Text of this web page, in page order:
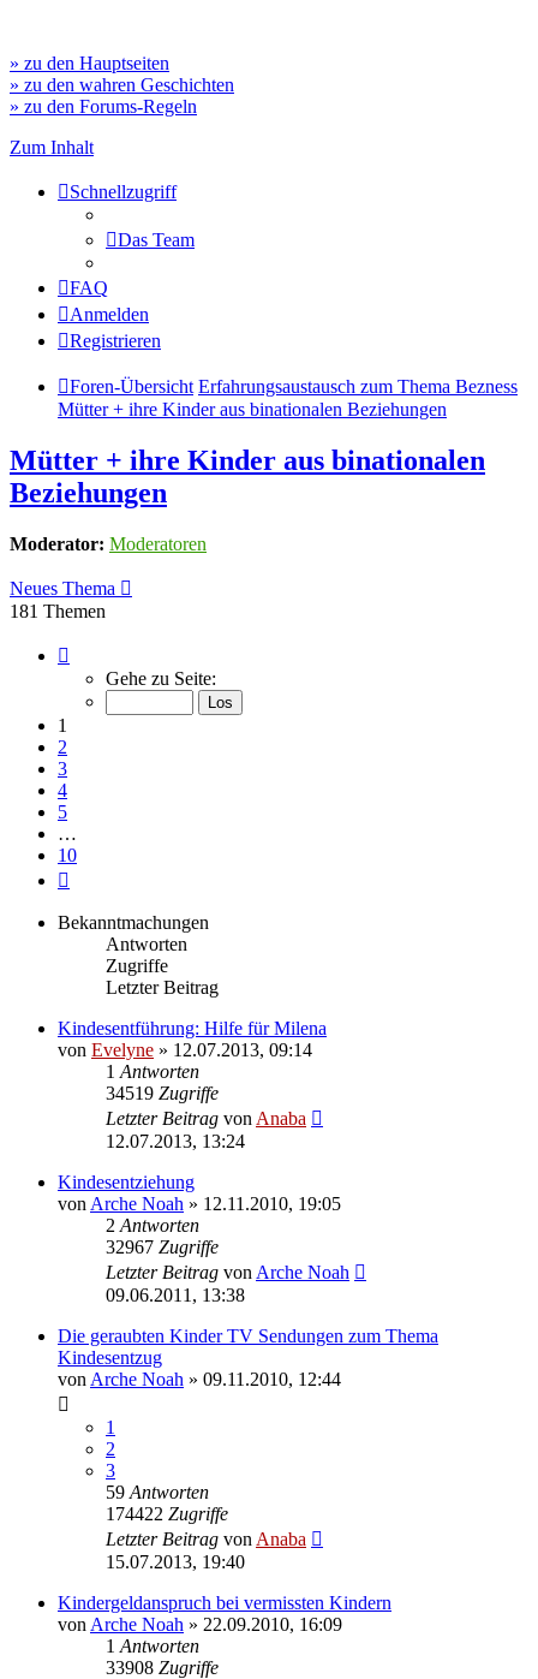
» zu den Hauptseiten
» zu den wahren Geschichten
» zu den Forums-Regeln
Zum Inhalt
Schnellzugriff
Das Team
FAQ
Anmelden
Registrieren
Foren-Übersicht Erfahrungsaustausch zum Thema Bezness
Mütter + ihre Kinder aus binationalen Beziehungen
Mütter + ihre Kinder aus binationalen
Beziehungen
Moderator: Moderatoren
Neues Thema
181 Themen
von
Gehe zu Seite:
1
2
3
4
5
…
10
Bekanntmachungen
Antworten
Zugriffe
Letzter Beitrag
Kindesentführung: Hilfe für Milena
von Evelyne » 12.07.2013, 09:14
1 Antworten
34519 Zugriffe
Letzter Beitrag von Anaba
12.07.2013, 13:24
Kindesentziehung
von Arche Noah » 12.11.2010, 19:05
2 Antworten
32967 Zugriffe
Letzter Beitrag von Arche Noah
09.06.2011, 13:38
Die geraubten Kinder TV Sendungen zum Thema
Kindesentzug
von Arche Noah » 09.11.2010, 12:44
1
2
3
59 Antworten
174422 Zugriffe
Letzter Beitrag von Anaba
15.07.2013, 19:40
Kindergeldanspruch bei vermissten Kindern
von Arche Noah » 22.09.2010, 16:09
1 Antworten
33908 Zugriffe